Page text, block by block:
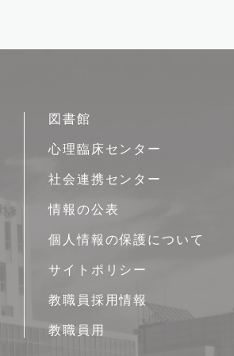
図書館
心理臨床センター
社会連携センター
情報の公表
個人情報の保護について
サイトポリシー
教職員採用情報
教職員用